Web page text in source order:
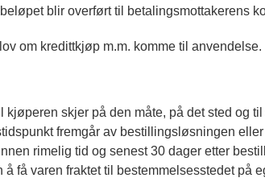
blir overført til betalingsmottakerens
om kredittkjøp m.m. komme til anvendelse.
kjøperen skjer på den måte, på det sted og
fremgår av bestillingsløsningen
rimelig tid og senest 30 dager etter
få varen fraktet til bestemmelsesstedet på